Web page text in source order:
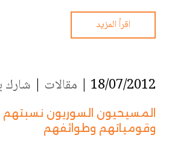
اقرأ المزيد
18/07/2012 | مقالات | شارك
المسيحيون السوريون
وقومياتهم وطوائفهم